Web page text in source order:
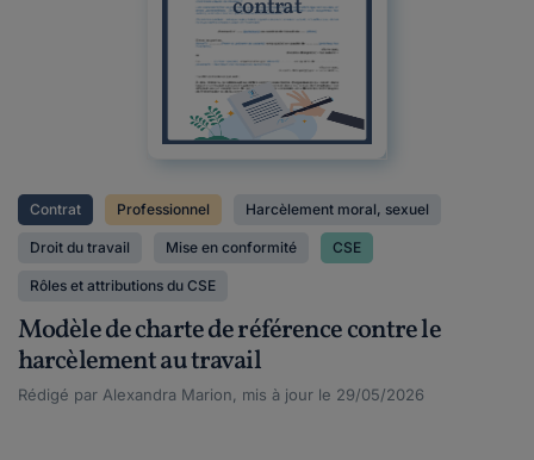
contrat
Contrat Professionnel Harcèlement moral, sexuel
Droit du travail Mise en conformité CSE
Rôles et attributions du CSE
Modèle de charte de référence contre le
harcèlement au travail
Rédigé par Alexandra Marion, mis à jour le 29/05/2026